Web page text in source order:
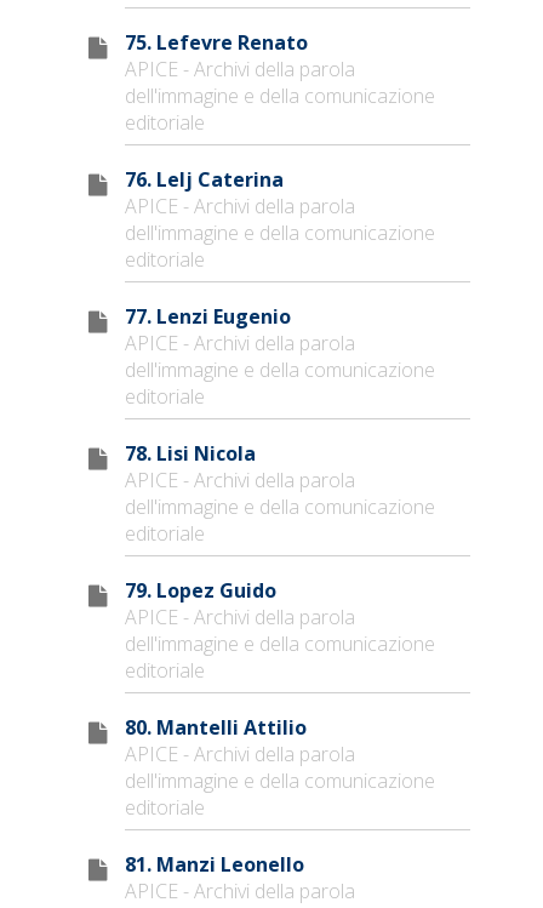
75. Lefevre Renato
APICE - Archivi della parola
dell'immagine e della comunicazione
editoriale
76. Lelj Caterina
APICE - Archivi della parola
dell'immagine e della comunicazione
editoriale
77. Lenzi Eugenio
APICE - Archivi della parola
dell'immagine e della comunicazione
editoriale
78. Lisi Nicola
APICE - Archivi della parola
dell'immagine e della comunicazione
editoriale
79. Lopez Guido
APICE - Archivi della parola
dell'immagine e della comunicazione
editoriale
80. Mantelli Attilio
APICE - Archivi della parola
dell'immagine e della comunicazione
editoriale
81. Manzi Leonello
APICE - Archivi della parola